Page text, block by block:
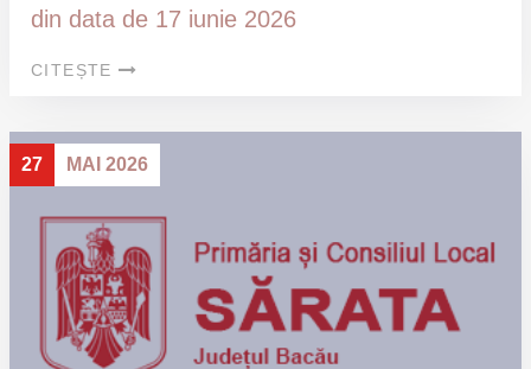
din data de 17 iunie 2026
CITEȘTE
27 MAI 2026